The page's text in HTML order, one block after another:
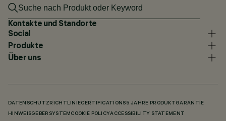
Kontakte und Standorte
Social
Produkte
Über uns
DATENSCHUTZRICHTLINIECERTIFICATIONS 5 JAHRE PRODUKTGARANTIE
HINWEISGEBERSYSTEM COOKIE POLICYACCESSIBILITY STATEMENT